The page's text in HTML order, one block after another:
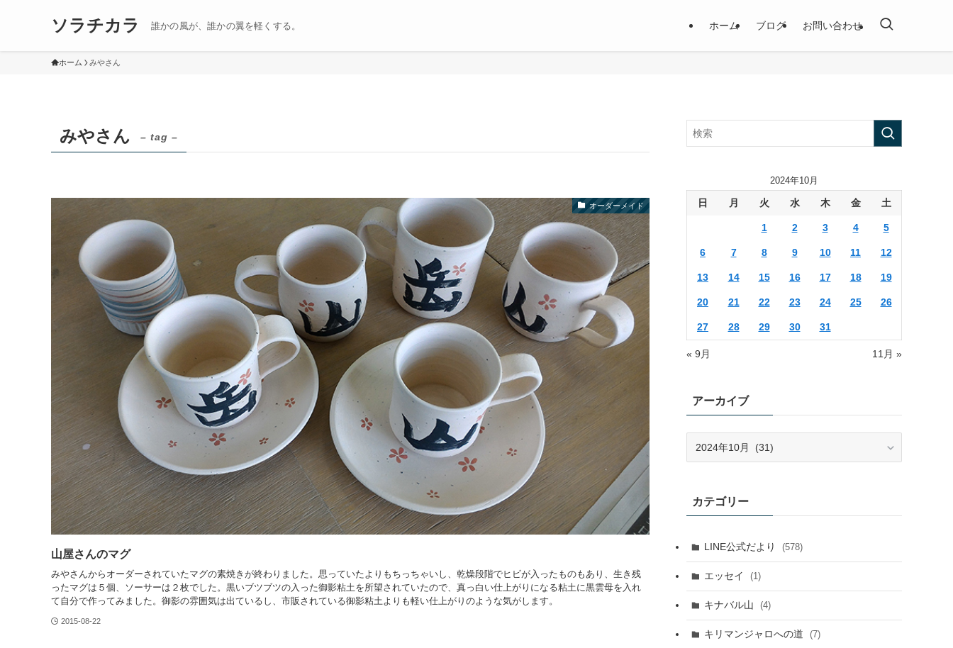
ソラチカラ 誰かの風が、誰かの翼を軽くする。 ホーム ブログ お問い合わせ
ホーム みやさん
みやさん – tag –
オーダーメイド
山屋さんのマグ
みやさんからオーダーされていたマグの素焼きが終わりました。思っていたよりもちっちゃいし、乾燥段階でヒビが入ったものもあり、生き残
ったマグは５個、ソーサーは２枚でした。黒いブツブツの入った御影粘土を所望されていたので、真っ白い仕上がりになる粘土に黒雲母を入れ
て自分で作ってみました。御影の雰囲気は出ているし、市販されている御影粘土よりも軽い仕上がりのような気がします。
2015-08-22
2024年10月
日 月 火 水 木 金 土
1 2 3 4 5
6 7 8 9 10 11 12
13 14 15 16 17 18 19
20 21 22 23 24 25 26
27 28 29 30 31
« 9月 11月 »
アーカイブ
ブカテゴリー
LINE公式だより (578)
エッセイ (1)
キナバル山 (4)
キリマンジャロへの道 (7)